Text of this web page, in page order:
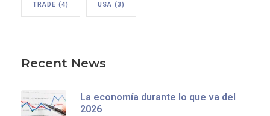
TRADE (4) USA (3)
Recent News
La economía durante lo que va del
2026